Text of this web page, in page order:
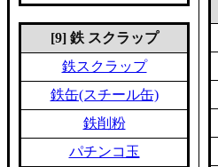
[9] 鉄 スクラップ
鉄スクラップ
鉄缶(スチール缶)
鉄削粉
パチンコ玉